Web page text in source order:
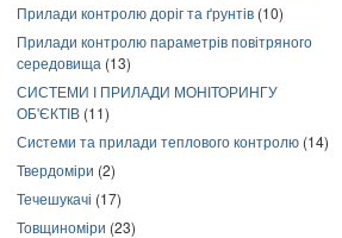
Прилади контролю доріг та ґрунтів (10)
Прилади контролю параметрів повітряного
середовища (13)
СИСТЕМИ І ПРИЛАДИ МОНІТОРИНГУ
ОБ'ЄКТІВ (11)
Системи та прилади теплового контролю (14)
Твердоміри (2)
Течешукачі (17)
Товщиноміри (23)